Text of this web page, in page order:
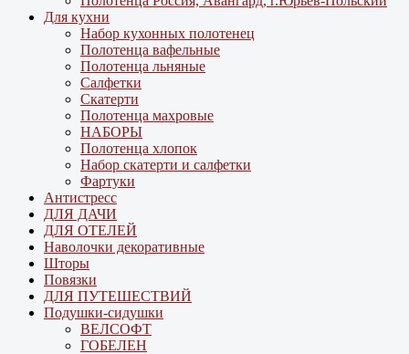
Для кухни
Набор кухонных полотенец
Полотенца вафельные
Полотенца льняные
Салфетки
Скатерти
Полотенца махровые
НАБОРЫ
Полотенца хлопок
Набор скатерти и салфетки
Фартуки
Антистресс
ДЛЯ ДАЧИ
ДЛЯ ОТЕЛЕЙ
Наволочки декоративные
Шторы
Повязки
ДЛЯ ПУТЕШЕСТВИЙ
Подушки-сидушки
ВЕЛСОФТ
ГОБЕЛЕН